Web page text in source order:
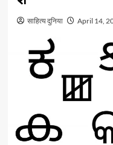
साहित्य दुनिया April 14,